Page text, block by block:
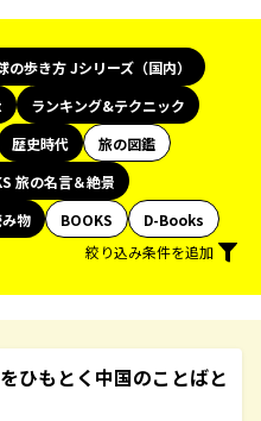
の歩き方 Jシリーズ（国内）
ランキング&テクニック
歴史時代
旅の図鑑
旅の名言＆絶景
物 BOOKS
D-Books
絞り込み条件を追加
ひもとく中国のことばと